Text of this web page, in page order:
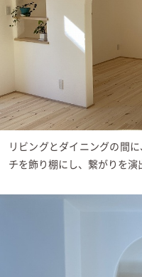
リビングとダイニングの間
チを飾り棚にし、繋がりを演